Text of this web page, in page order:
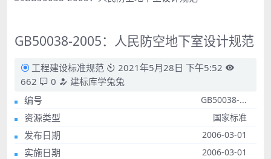
GB50038-2005：人民防空地下室设计规范
工程建设标准规范
2021年5月28日 下午5:52
662
0
建标库学兔兔
编号
GB50038-...
资源类型 国家标准
发布日期 2006-03-01
实施日期 2006-03-01